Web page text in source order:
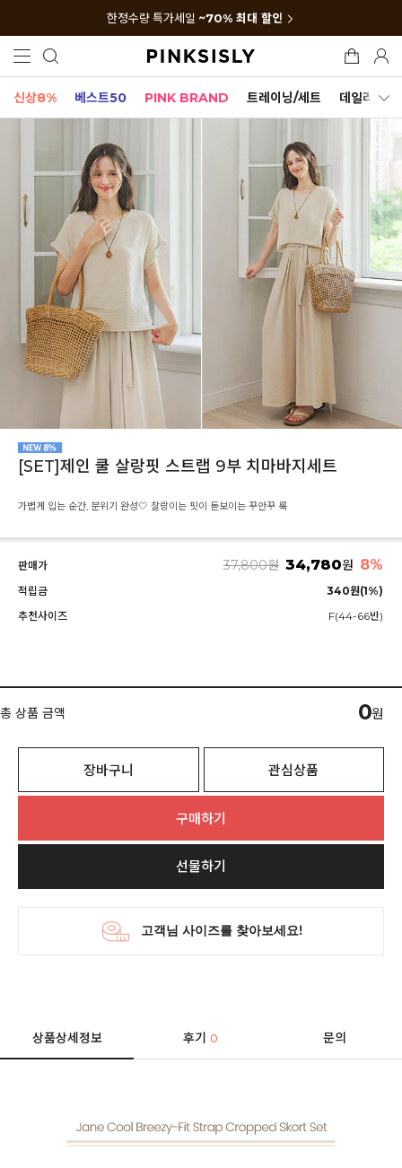
한정수량 특가세일 ~70% 최대 할인
신상8% 베스트50 PINK BRAND 트레이닝/세트 데일리세트
[SET]제인 쿨 살랑핏 스트랩 9부 치마바지세트
가볍게 입는 순간, 분위기 완성🤍 찰랑이는 핏이 돋보이는 꾸안꾸 룩
판매가 37,800원 34,780원 8%
적립금
340원(1%)
추천사이즈
F(44-66반)
총 상품 금액 0원
장바구니 관심상품
구매하기
선물하기
상품상세정보 후기0 문의